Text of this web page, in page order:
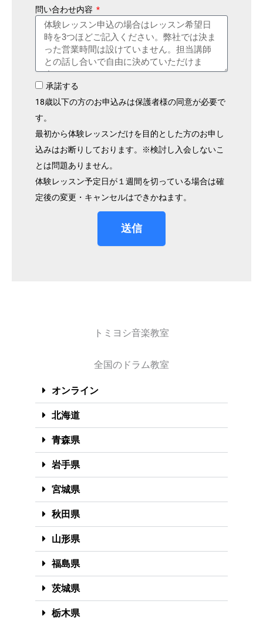
問い合わせ内容
承諾する
18歳以下の方のお申込みは保護者様の同意が必要で
す。
最初から体験レッスンだけを目的とした方のお申し
込みはお断りしております。※検討し入会しないこ
とは問題ありません。
体験レッスン予定日が１週間を切っている場合は確
定後の変更・キャンセルはできかねます。
送信
トミヨシ音楽教室
全国のドラム教室
オンライン
北海道
青森県
岩手県
宮城県
秋田県
山形県
福島県
茨城県
栃木県